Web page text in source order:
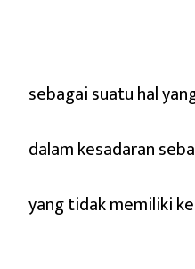
sebagai suatu hal
dalam kesadaran
yang tidak memiliki